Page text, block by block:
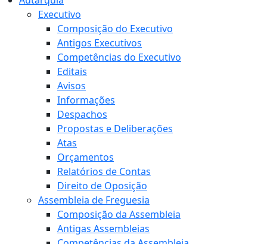
Executivo
Composição do Executivo
Antigos Executivos
Competências do Executivo
Editais
Avisos
Informações
Despachos
Propostas e Deliberações
Atas
Orçamentos
Relatórios de Contas
Direito de Oposição
Assembleia de Freguesia
Composição da Assembleia
Antigas Assembleias